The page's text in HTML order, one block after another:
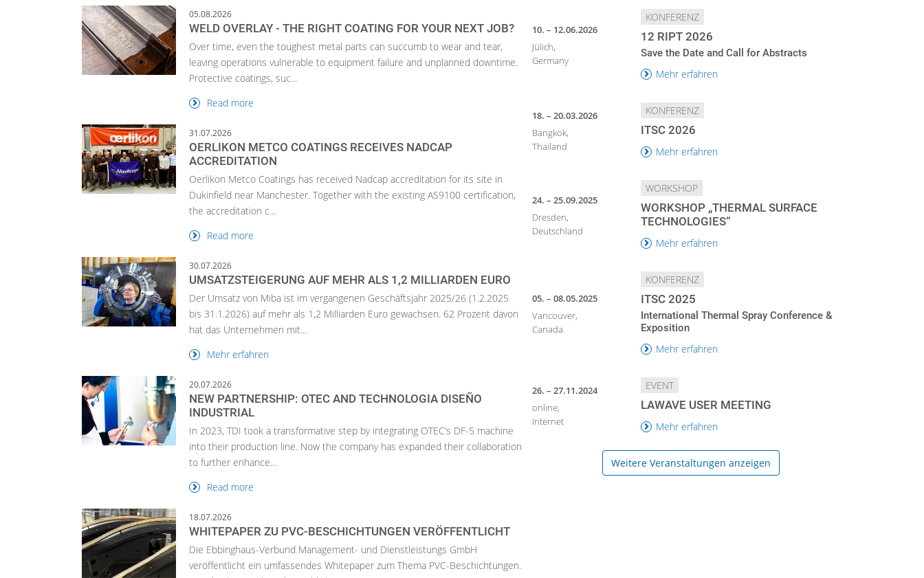
05.08.2026
WELD OVERLAY - THE RIGHT COATING FOR YOUR NEXT JOB?
Over time, even the toughest metal parts can succumb to wear and tear,
leaving operations vulnerable to equipment failure and unplanned downtime.
Protective coatings, suc...
Read more
31.07.2026
OERLIKON METCO COATINGS RECEIVES NADCAP
ACCREDITATION
Oerlikon Metco Coatings has received Nadcap accreditation for its site in
Dukinfield near Manchester. Together with the existing AS9100 certification,
the accreditation c...
Read more
30.07.2026
UMSATZSTEIGERUNG AUF MEHR ALS 1,2 MILLIARDEN EURO
Der Umsatz von Miba ist im vergangenen Geschäftsjahr 2025/26 (1.2.2025
bis 31.1.2026) auf mehr als 1,2 Milliarden Euro gewachsen. 62 Prozent davon
hat das Unternehmen mit...
Mehr erfahren
20.07.2026
NEW PARTNERSHIP: OTEC AND TECHNOLOGIA DISEÑO
INDUSTRIAL
In 2023, TDI took a transformative step by integrating OTEC’s DF-5 machine
into their production line. Now the company has expanded their collaboration
to further enhance...
Read more
18.07.2026
WHITEPAPER ZU PVC-BESCHICHTUNGEN VERÖFFENTLICHT
Die Ebbinghaus-Verbund Management- und Dienstleistungs GmbH
veröffentlicht ein umfassendes Whitepaper zum Thema PVC-Beschichtungen.
10. – 12.06.2026
Jülich,
Germany
KONFERENZ
12 RIPT 2026
Save the Date and Call for Abstracts
Mehr erfahren
18. – 20.03.2026
Bangkok,
Thailand
KONFERENZ
ITSC 2026
Mehr erfahren
24. – 25.09.2025
Dresden,
Deutschland
WORKSHOP
WORKSHOP „THERMAL SURFACE
TECHNOLOGIES“
Mehr erfahren
05. – 08.05.2025
Vancouver,
Canada
KONFERENZ
ITSC 2025
International Thermal Spray Conference &
Exposition
Mehr erfahren
26. – 27.11.2024
online,
Internet
EVENT
LAWAVE USER MEETING
Mehr erfahren
Weitere Veranstaltungen anzeigen